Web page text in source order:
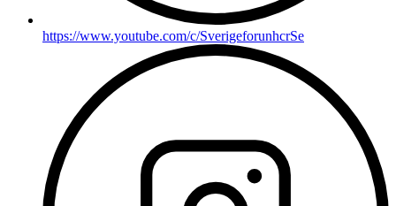
https://www.youtube.com/c/SverigeforunhcrSe